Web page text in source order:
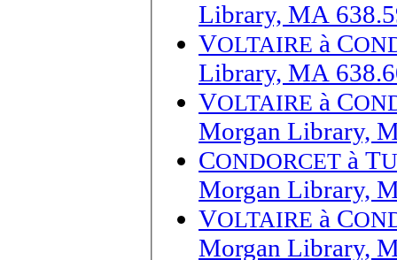
Library, MA
VOLTAIRE à C
Library, MA
VOLTAIRE à C
Morgan Library,
CONDORCET à T
Morgan Library,
VOLTAIRE à C
Morgan Library,